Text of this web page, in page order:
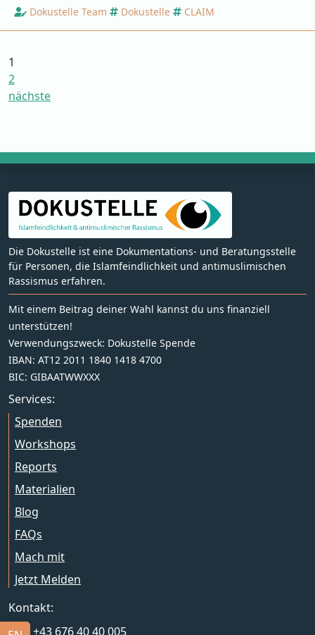
Dokustelle Team Dokustelle CLAIM
1
2
nächste
Die Dokustelle ist eine Dokumentations- und Beratungsstelle
für Personen, die Islamfeindlichkeit und antimuslimischen
Rassismus erfahren.
Mit einem Beitrag deiner Wahl kannst du uns finanziell
unterstützen!
Verwendungszweck: Dokustelle Spende
IBAN: AT12 2011 1840 1418 4700
BIC: GIBAATWWXXX
Services:
Spenden
Workshops
Reports
Materialien
Blog
FAQs
Mach mit
Jetzt Melden
Kontakt:
+43 676 40 40 005